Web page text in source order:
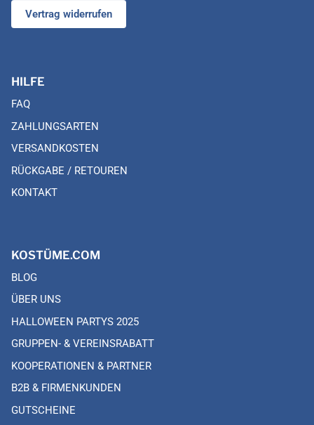
Vertrag widerrufen
HILFE
FAQ
ZAHLUNGSARTEN
VERSANDKOSTEN
RÜCKGABE / RETOUREN
KONTAKT
KOSTÜME.COM
BLOG
ÜBER UNS
HALLOWEEN PARTYS 2025
GRUPPEN- & VEREINSRABATT
KOOPERATIONEN & PARTNER
B2B & FIRMENKUNDEN
GUTSCHEINE